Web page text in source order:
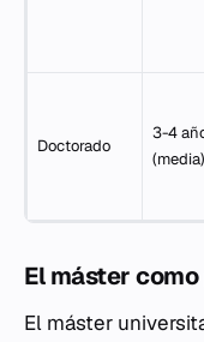
Doctorado
3-4
(media)
El máster
El máster